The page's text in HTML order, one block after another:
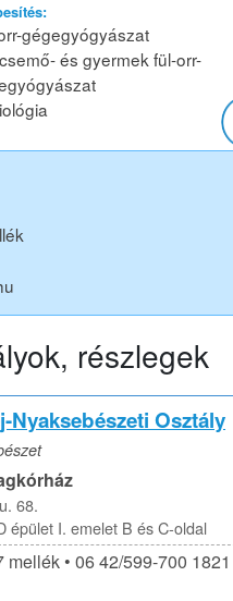
gégegyógyászat
és gyermek fül-orr-
részlegek
Nyaksebészeti Osztály
68.
épület I. emelet B és C-oldal
• 06 42/599-700 1821